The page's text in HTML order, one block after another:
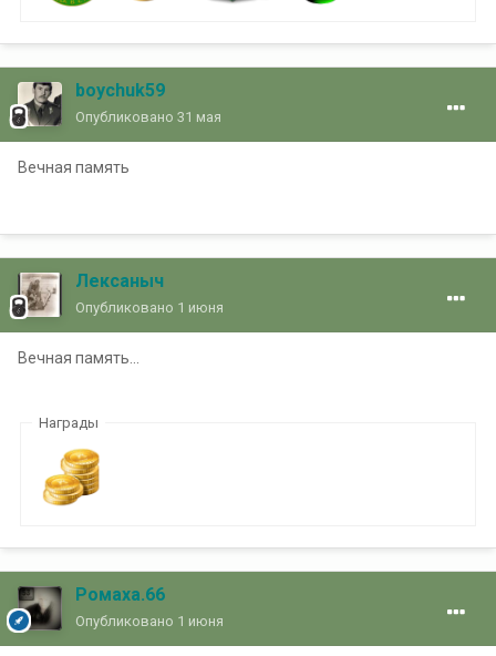
boychuk59
Опубликовано 31 мая
Вечная память
Лексаныч
Опубликовано 1 июня
Вечная память...
Награды
Ромаха.66
Опубликовано 1 июня